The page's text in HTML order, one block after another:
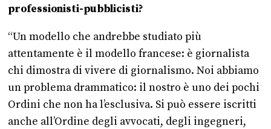
professionisti-pubblicisti?
“Un modello che andrebbe studiato più
attentamente è il modello francese: è giornalista
chi dimostra di vivere di giornalismo. Noi abbiamo
un problema drammatico: il nostro è uno dei pochi
Ordini che non ha l’esclusiva. Si può essere iscritti
anche all’Ordine degli avvocati, degli ingegneri,